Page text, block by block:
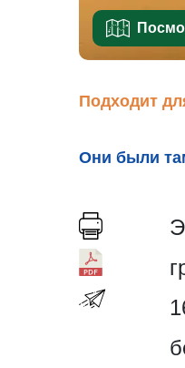
Подходит
Они были